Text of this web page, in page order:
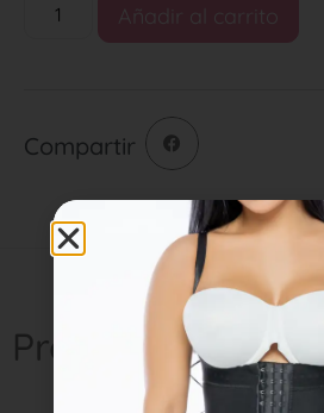
Añadir al carrito
Compartir
Productos